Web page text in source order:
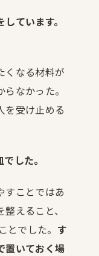
ています。
くなる材料が
なかった。
を受け止める
した。
すことではあ
えること、
でした。 す
置いておく場